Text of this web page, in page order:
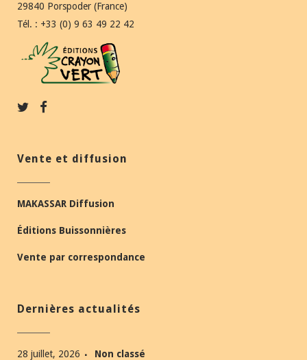
29840 Porspoder (France)
Tél. : +33 (0) 9 63 49 22 42
Vente et diffusion
MAKASSAR Diffusion
Éditions Buissonnières
Vente par correspondance
Dernières actualités
28 juillet, 2026 Non classé